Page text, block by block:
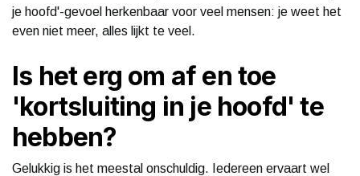
je hoofd'-gevoel herkenbaar voor veel mensen: je weet het
even niet meer, alles lijkt te veel.
Is het erg om af en toe
'kortsluiting in je hoofd' te
hebben?
Gelukkig is het meestal onschuldig. Iedereen ervaart wel